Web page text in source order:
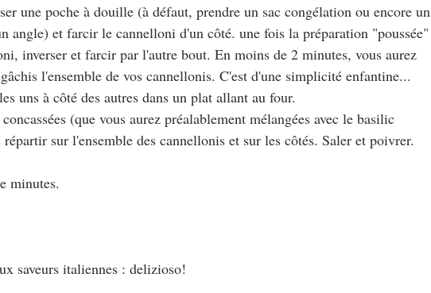
une poche à douille (à défaut, prendre un sac congélation ou encore un
angle) et farcir le cannelloni d'un côté. une fois la préparation "poussée"
inverser et farcir par l'autre bout. En moins de 2 minutes, vous aurez
l'ensemble de vos cannellonis. C'est d'une simplicité enfantine...
uns à côté des autres dans un plat allant au four.
(que vous aurez préalablement mélangées avec le basilic
sur l'ensemble des cannellonis et sur les côtés. Saler et poivrer.
minutes.
saveurs italiennes : delizioso!